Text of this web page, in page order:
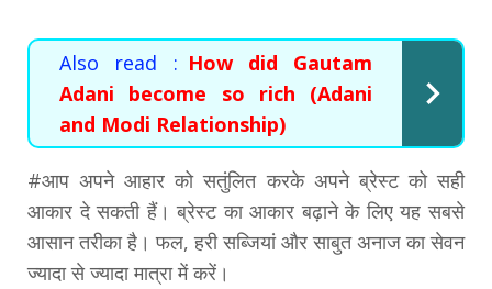
Also read : How did Gautam
Adani become so rich (Adani
and Modi Relationship)
#आप अपने आहार को सतुंलित करके अपने ब्रेस्ट को सही
आकार दे सकती हैं। ब्रेस्ट का आकार बढ़ाने के लिए यह सबसे
आसान तरीका है। फल, हरी सब्जियां और साबुत अनाज का सेवन
ज्यादा से ज्यादा मात्रा में करें।